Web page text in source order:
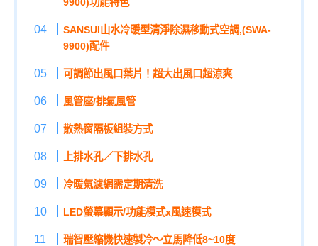
SANSUI山水冷暖型清淨除濕移動式空調,(SWA-
9900)配件
可調節出風口葉片！超大出風口超涼爽
風管座/排氣風管
散熱窗隔板組裝方式
上排水孔／下排水孔
冷暖氣濾網需定期清洗
LED螢幕顯示/功能模式x風速模式
瑞智壓縮機快速製冷～立馬降低8~10度